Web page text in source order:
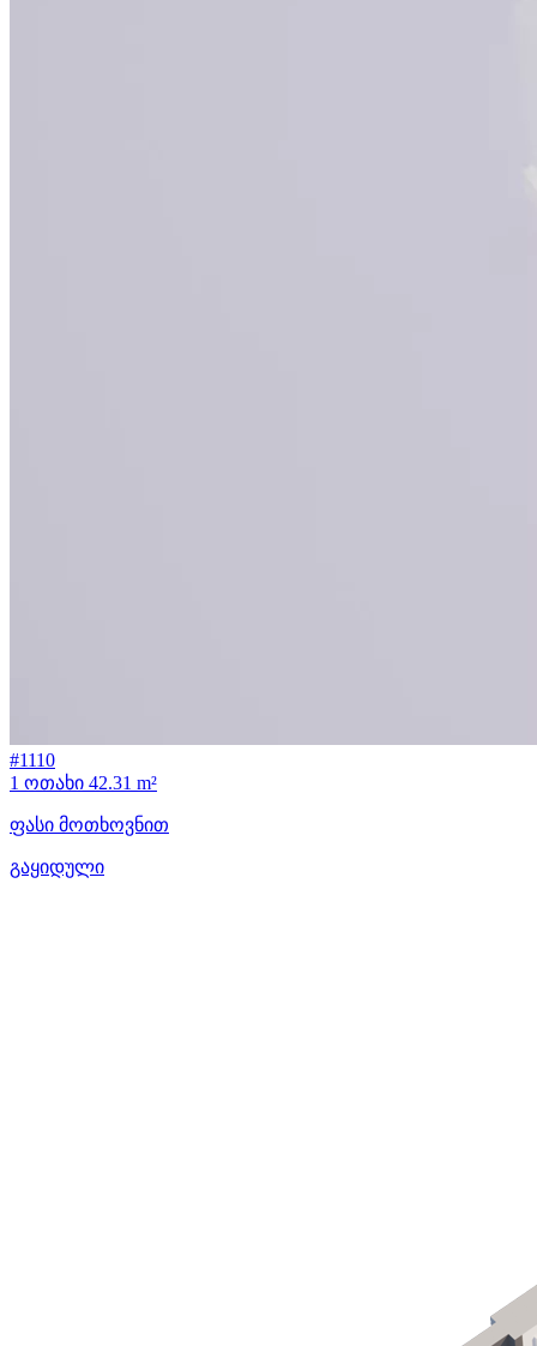
#1110
1 ოთახი 42.31 m²
ფასი მოთხოვნით
გაყიდული